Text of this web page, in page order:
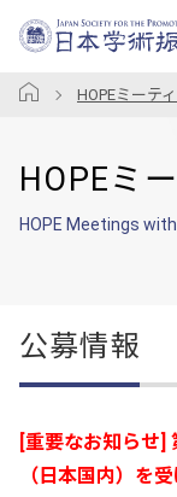
HOPEミーテ
HOPEミ
HOPE Meetings
公募情報
[重要なお知らせ]
（日本国内）を